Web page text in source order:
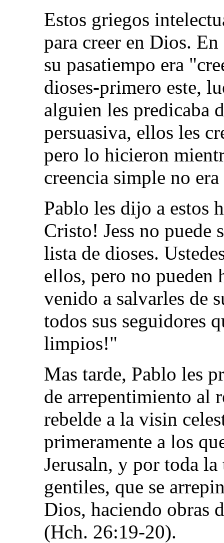
Estos griegos
para creer en Dios.
su pasatiempo era
dioses-primero este,
alguien les predicaba
persuasiva, ellos les
pero lo hicieron
creencia simple no
Pablo les dijo a estos
Cristo! Jess no puede
lista de dioses.
ellos, pero no pueden
venido a salvarles de
todos sus seguidores
limpios!"
Mas tarde, Pablo les
de arrepentimiento al
rebelde a la visin
primeramente a los
Jerusaln, y por toda
gentiles, que se
Dios, haciendo obras
(Hch. 26:19-20).